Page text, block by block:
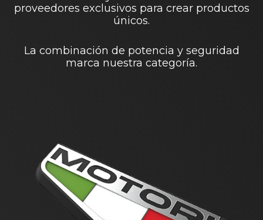
proveedores exclusivos para crear productos
únicos.
La combinación de potencia y seguridad
marca nuestra categoría.